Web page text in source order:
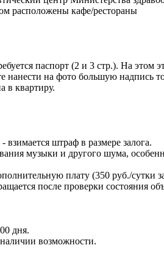
расположены кафе/рестораны
паспорт (2 и 3 стр.). На этом
нанести на фото большую надпись
в квартиру.
штраф в размере залога.
музыки и другого шума,
плату (350 руб./сутки
после проверки состояния
дня.
возможности.